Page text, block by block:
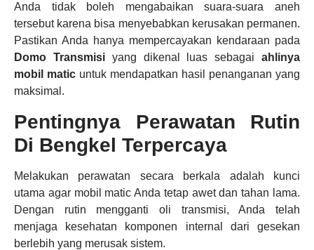
Anda tidak boleh mengabaikan suara-suara aneh
tersebut karena bisa menyebabkan kerusakan permanen.
Pastikan Anda hanya mempercayakan kendaraan pada
Domo Transmisiyang dikenal luas sebagaiahlinya
mobil matic untuk mendapatkan hasil penanganan yang
maksimal.
Pentingnya Perawatan Rutin
Di Bengkel Terpercaya
Melakukan perawatan secara berkala adalah kunci
utama agar mobil matic Anda tetap awet dan tahan lama.
Dengan rutin mengganti oli transmisi, Anda telah
menjaga kesehatan komponen internal dari gesekan
berlebih yang merusak sistem.